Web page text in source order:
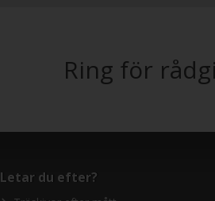
Ring för
Letar du efter?